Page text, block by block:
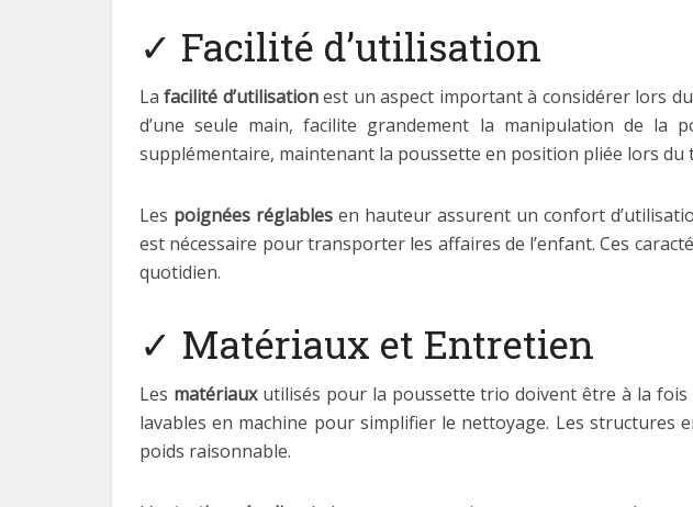
✓ Facilité d’utilisation
Lafacilité d’utilisationest un aspect important à considérer lors
d’une seule main, facilite grandement la manipulation de la
supplémentaire, maintenant la poussette en position pliée lors du
Les poignées réglablesen hauteur assurent un confort
est nécessaire pour transporter les affaires de l’enfant. Ces
quotidien.
✓ Matériaux et Entretien
Les matériauxutilisés pour la poussette trio doivent être à la fois
lavables en machine pour simplifier le nettoyage. Les structures
poids raisonnable.